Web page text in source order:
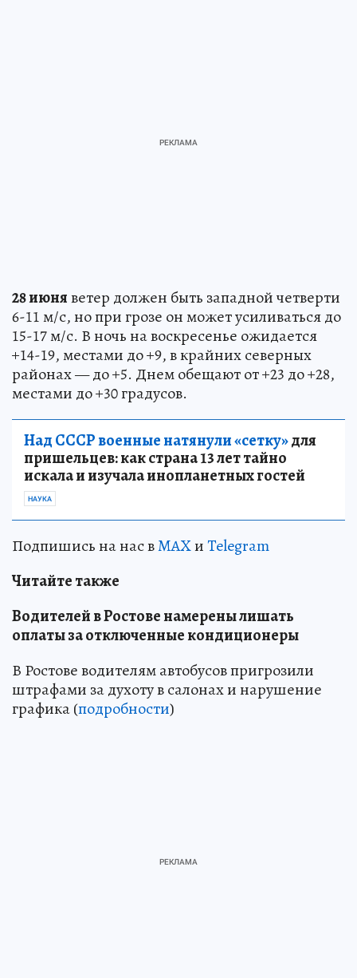
28 июняветер должен быть западной четверти
6-11 м/с, но при грозе он может усиливаться до
15-17 м/с. В ночь на воскресенье ожидается
+14-19, местами до +9, в крайних северных
районах — до +5. Днем обещают от +23 до +28,
местами до +30 градусов.
Над СССР военные натянули «сетку»для
пришельцев: как страна 13 лет тайно
искала и изучала инопланетных гостей
НАУКА
Подпишись на нас вMAXиTelegram
Читайте также
Водителей в Ростове намерены лишать
оплаты за отключенные кондиционеры
В Ростове водителям автобусов пригрозили
штрафами за духоту в салонах и нарушение
графика (подробности)